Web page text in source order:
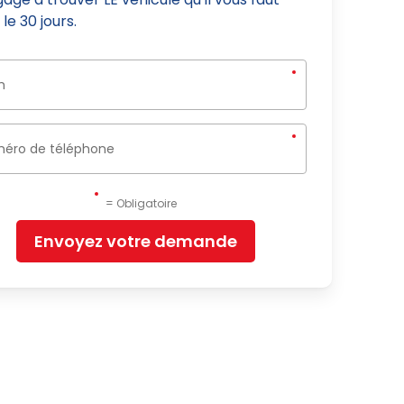
30 jours.
= Obligatoire
Envoyez votre demande